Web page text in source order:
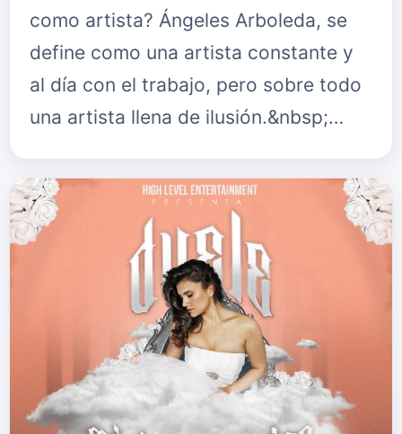
como artista? Ángeles Arboleda, se
define como una artista constante y
al día con el trabajo, pero sobre todo
una artista llena de ilusión.&nbsp;
música es prácticament…